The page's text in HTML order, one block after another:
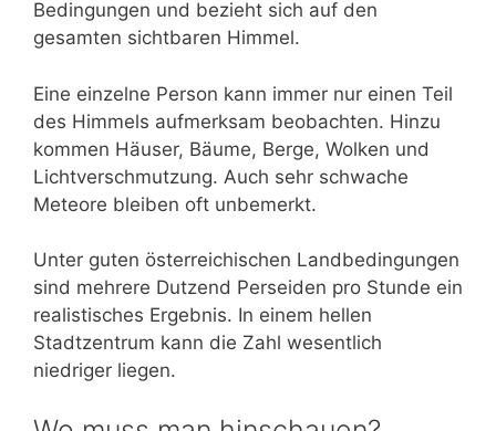
Bedingungen und bezieht sich auf den
gesamten sichtbaren Himmel.
Eine einzelne Person kann immer nur einen Teil
des Himmels aufmerksam beobachten. Hinzu
kommen Häuser, Bäume, Berge, Wolken und
Lichtverschmutzung. Auch sehr schwache
Meteore bleiben oft unbemerkt.
Unter guten österreichischen Landbedingungen
sind mehrere Dutzend Perseiden pro Stunde ein
realistisches Ergebnis. In einem hellen
Stadtzentrum kann die Zahl wesentlich
niedriger liegen.